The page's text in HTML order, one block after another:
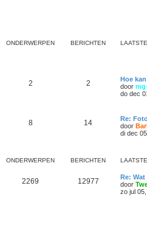
ONDERWERPEN BERICHTEN
2 2
Hoe
door
do dec
8 14
Re:
door
di dec
ONDERWERPEN BERICHTEN
2269 12977
Re:
door
zo jul